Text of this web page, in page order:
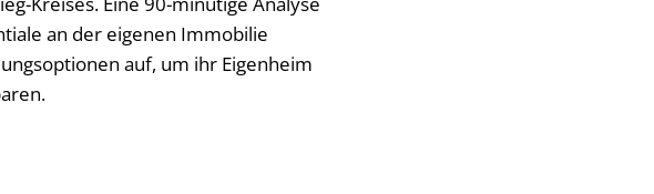
an der eigenen Immobilie
auf, um ihr Eigenheim